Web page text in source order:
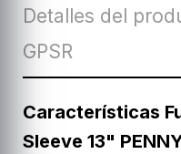
Detalles del
GPSR
Características
Sleeve 13"